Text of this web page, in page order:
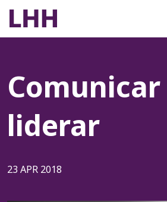
liderar
23 APR 2018